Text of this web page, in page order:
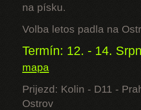
na písku.
Volba letos padla na
Termín: 12. - 14.
mapa
Prijezd: Kolin - D11 -
Ostrov